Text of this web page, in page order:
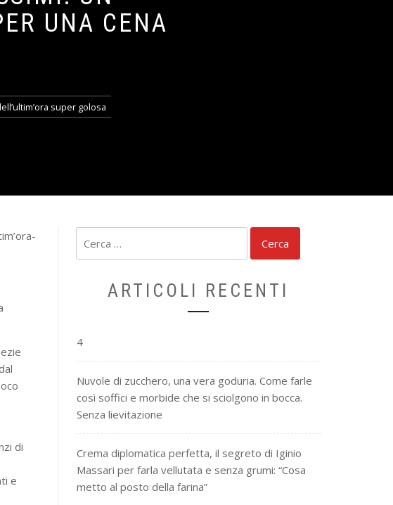
UNA CENA
super golosa
di
e
per:
ARTICOLI RECENTI
4
Nuvole di zucchero, una vera goduria. Come farle
così soffici e morbide che si sciolgono in bocca.
Senza lievitazione
Crema diplomatica perfetta, il segreto di Iginio
Massari per farla vellutata e senza grumi: “Cosa
metto al posto della farina”